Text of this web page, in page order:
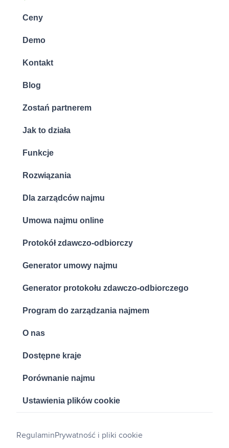
Ceny
Demo
Kontakt
Blog
Zostań partnerem
Jak to działa
Funkcje
Rozwiązania
Dla zarządców najmu
Umowa najmu online
Protokół zdawczo-odbiorczy
Generator umowy najmu
Generator protokołu zdawczo-odbiorczego
Program do zarządzania najmem
O nas
Dostępne kraje
Porównanie najmu
Ustawienia plików cookie
RegulaminPrywatność i pliki cookie